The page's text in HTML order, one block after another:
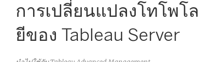
การเปลี่ยนแปลงโทโพโล
ยีของ Tableau Server